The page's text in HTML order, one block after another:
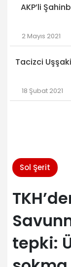
AKP’li
2 Mayıs 2021
Tacizci
18 Şubat 2021
Sol Şerit
tepki: